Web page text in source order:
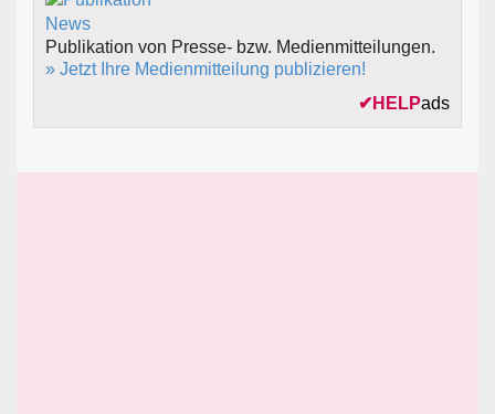
Publikation von Presse- bzw. Medienmitteilungen.
» Jetzt Ihre Medienmitteilung publizieren!
✔ HELPads